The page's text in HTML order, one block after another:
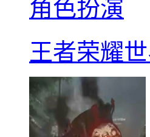
角色扮演
王者荣耀